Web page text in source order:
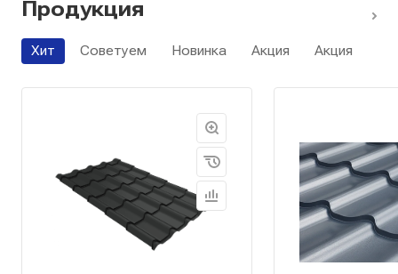
Продукция
Хит Советуем Новинка Акция Акция